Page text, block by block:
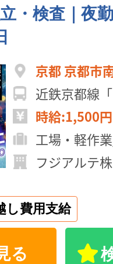
・検査｜夜
京都 京都市
時給:1,500
工場・軽作
フジアルテ
し費用支給
る